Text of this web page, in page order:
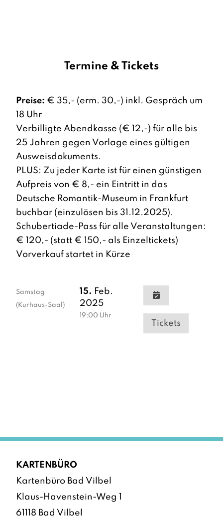
Termine & Tickets
Preise: € 35,- (erm. 30,-) inkl. Gespräch um
18 Uhr
Verbilligte Abendkasse (€ 12,-) für alle bis
25 Jahren gegen Vorlage eines gültigen
Ausweisdokuments.
PLUS: Zu jeder Karte ist für einen günstigen
Aufpreis von € 8,- ein Eintritt in das
Deutsche Romantik-Museum in Frankfurt
buchbar (einzulösen bis 31.12.2025).
Schubertiade-Pass für alle Veranstaltungen:
€ 120,- (statt € 150,- als Einzeltickets)
Vorverkauf startet in Kürze
Samstag
(Kurhaus-Saal)
15. Feb.
2025
19:00 Uhr
Tickets
KARTENBÜRO
Kartenbüro Bad Vilbel
Klaus-Havenstein-Weg 1
61118 Bad Vilbel